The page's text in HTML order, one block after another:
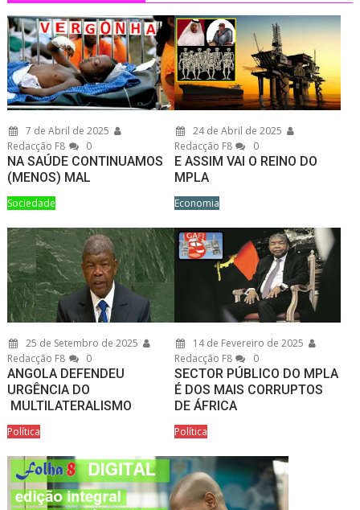
7 de Abril de 2025
Redacção F8
0
NA SAÚDE CONTINUAMOS
(MENOS) MAL
Sociedade
24 de Abril de 2025
Redacção F8
0
E ASSIM VAI O REINO DO
MPLA
Economia
25 de Setembro de 2025
Redacção F8
0
ANGOLA DEFENDEU
URGÊNCIA DO
MULTILATERALISMO
Política
14 de Fevereiro de 2025
Redacção F8
0
SECTOR PÚBLICO DO MPLA
É DOS MAIS CORRUPTOS
DE ÁFRICA
Política